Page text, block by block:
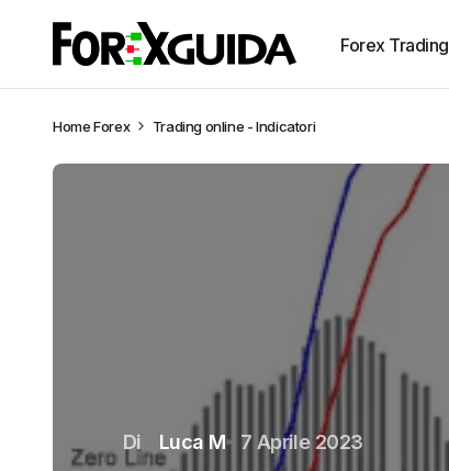
Forex Trading
HomeForex Trading online - Indicatori
Di Luca M 7 Aprile 2023